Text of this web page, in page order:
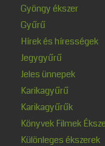
Gyöngy ékszer
Gyűrű
Hírek és hírességek
Jegygyűrű
Jeles ünnepek
Karikagyűrű
Karikagyűrűk
Könyvek Filmek
Különleges ékszerek